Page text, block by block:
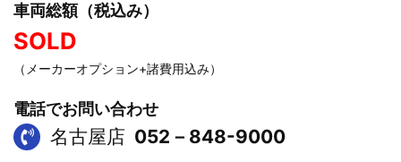
車両総額（税込み）
SOLD
（メーカーオプション+諸費用込み）
電話でお問い合わせ
名古屋店 052－848-9000